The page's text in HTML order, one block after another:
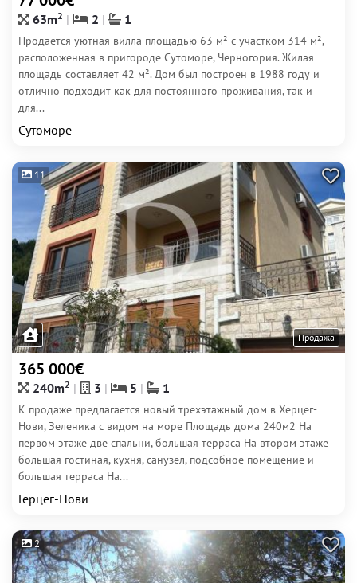
63m2 2 1
Продается уютная вилла площадью 63 м² с участком 314 м²,
расположенная в пригороде Сутоморе, Черногория. Жилая
площадь составляет 42 м². Дом был построен в 1988 году и
отлично подходит как для постоянного проживания, так и
для...
Сутоморе
11
Продажа
365 000€
240m2 3 5 1
К продаже предлагается новый трехэтажный дом в Херцег-
Нови, Зеленика с видом на море Площадь дома 240м2 На
первом этаже две спальни, большая терраса На втором этаже
большая гостиная, кухня, санузел, подсобное помещение и
большая терраса На...
Герцег-Нови
2